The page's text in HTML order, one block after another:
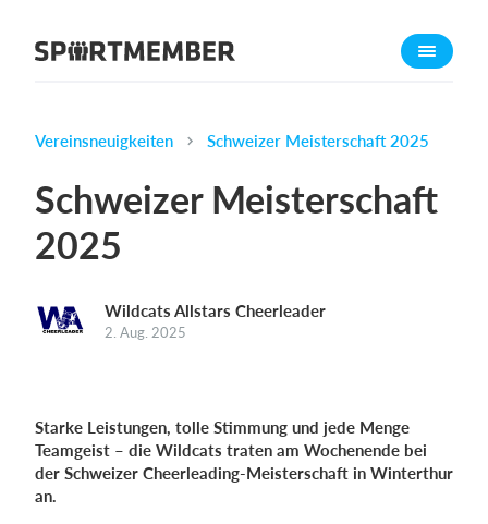
Über SportMember
Funktionen
Trainingsplan
Homepage erstellen
Was kostet es?
Deutsch
Vereinsneuigkeiten Schweizer Meisterschaft 2025
Schweizer Meisterschaft
2025
Wildcats Allstars Cheerleader
2. Aug. 2025
Starke Leistungen, tolle Stimmung und jede Menge
Teamgeist – die Wildcats traten am Wochenende bei
der Schweizer Cheerleading-Meisterschaft in Winterthur
an.